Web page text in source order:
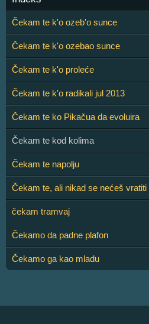
Čekam te k'o ozeb'o sunce
Čekam te k'o ozebao sunce
Čekam te k'o proleće
Čekam te k'o radikali jul 2013
Čekam te ko Pikačua da evoluira
Čekam te kod kolima
Čekam te napolju
Čekam te, ali nikad se nećeš vratiti
čekam tramvaj
Čekamo da padne plafon
Čekamo ga kao mladu